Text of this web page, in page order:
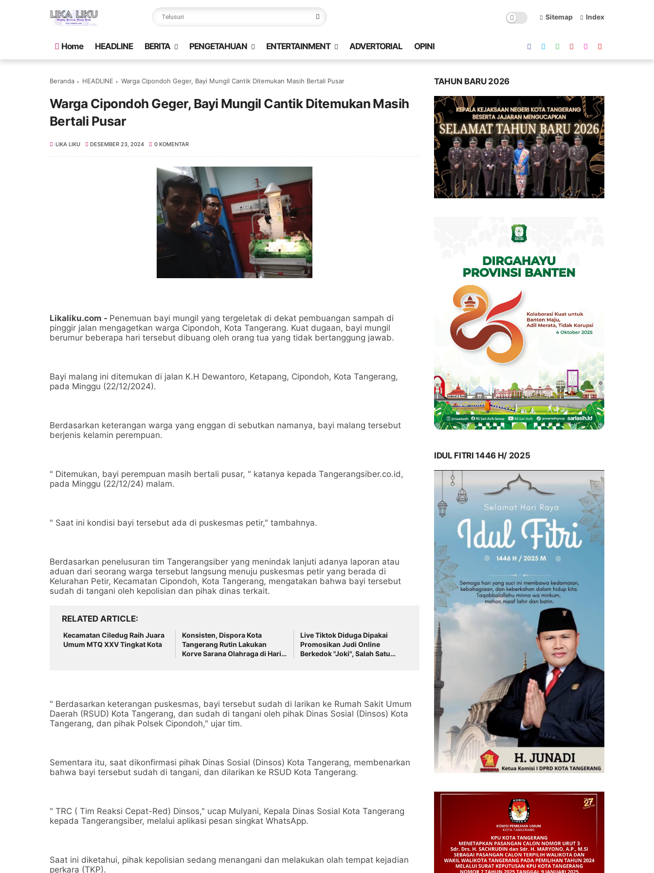
Sitemap Index
Home HEADLINE BERITA PENGETAHUAN ENTERTAINMENT ADVERTORIAL OPINI
Beranda HEADLINE Warga Cipondoh Geger, Bayi Mungil Cantik Ditemukan Masih Bertali Pusar
Warga Cipondoh Geger, Bayi Mungil Cantik Ditemukan Masih
Bertali Pusar
LIKA LIKU DESEMBER 23, 2024 0 KOMENTAR
Likaliku.com - Penemuan bayi mungil yang tergeletak di dekat pembuangan sampah di
pinggir jalan mengagetkan warga Cipondoh, Kota Tangerang. Kuat dugaan, bayi mungil
berumur beberapa hari tersebut dibuang oleh orang tua yang tidak bertanggung jawab.
Bayi malang ini ditemukan di jalan K.H Dewantoro, Ketapang, Cipondoh, Kota Tangerang,
pada Minggu (22/12/2024).
Berdasarkan keterangan warga yang enggan di sebutkan namanya, bayi malang tersebut
berjenis kelamin perempuan.
" Ditemukan, bayi perempuan masih bertali pusar, " katanya kepada Tangerangsiber.co.id,
pada Minggu (22/12/24) malam.
" Saat ini kondisi bayi tersebut ada di puskesmas petir," tambahnya.
Berdasarkan penelusuran tim Tangerangsiber yang menindak lanjuti adanya laporan atau
aduan dari seorang warga tersebut langsung menuju puskesmas petir yang berada di
Kelurahan Petir, Kecamatan Cipondoh, Kota Tangerang, mengatakan bahwa bayi tersebut
sudah di tangani oleh kepolisian dan pihak dinas terkait.
RELATED ARTICLE
Kecamatan Ciledug Raih Juara
Umum MTQ XXV Tingkat Kota
Konsisten, Dispora Kota
Tangerang Rutin Lakukan
Korve Sarana Olahraga di Hari
Live Tiktok Diduga Dipakai
Promosikan Judi Online
Berkedok "Joki", Salah Satu
" Berdasarkan keterangan puskesmas, bayi tersebut sudah di larikan ke Rumah Sakit Umum
Daerah (RSUD) Kota Tangerang, dan sudah di tangani oleh pihak Dinas Sosial (Dinsos) Kota
Tangerang, dan pihak Polsek Cipondoh," ujar tim.
Sementara itu, saat dikonfirmasi pihak Dinas Sosial (Dinsos) Kota Tangerang, membenarkan
bahwa bayi tersebut sudah di tangani, dan dilarikan ke RSUD Kota Tangerang.
" TRC ( Tim Reaksi Cepat-Red) Dinsos," ucap Mulyani, Kepala Dinas Sosial Kota Tangerang
kepada Tangerangsiber, melalui aplikasi pesan singkat WhatsApp.
Saat ini diketahui, pihak kepolisian sedang menangani dan melakukan olah tempat kejadian
perkara (TKP).
TAHUN BARU 2026
IDUL FITRI 1446 H/ 2025